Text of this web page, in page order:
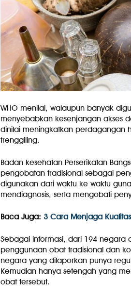
WHO menilai, walaupun banyak
menyebabkan kesenjangan akses
dinilai meningkatkan perdagangan
trenggiling.
Badan kesehatan Perserikatan
pengobatan tradisional sebagai
digunakan dari waktu ke waktu
mendiagnosis, serta mengobati
Baca Juga: 3 Cara Menjaga
Sebagai informasi, dari 194 negara
penggunaan obat tradisional dan
negara yang dilaporkan punya
Kemudian hanya setengah yang
obat tersebut.